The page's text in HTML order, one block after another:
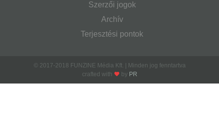
Szerzői jogok
Archív
Terjesztési pontok
© 2017-2018 FUNZINE Média Kft. | Minden jog fenntartva
crafted with
by PR